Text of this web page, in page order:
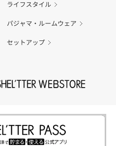
ライフスタイル
パジャマ・ルームウェア
セットアップ